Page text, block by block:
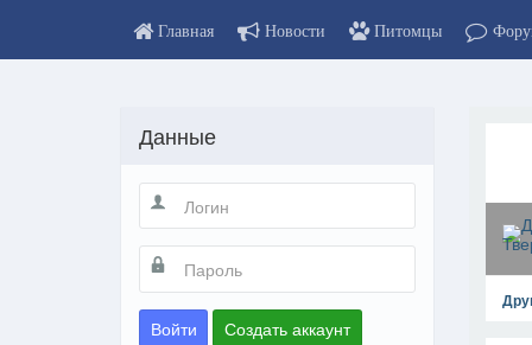
Главная Новости Питомцы
Данные
Войти Создать аккаунт